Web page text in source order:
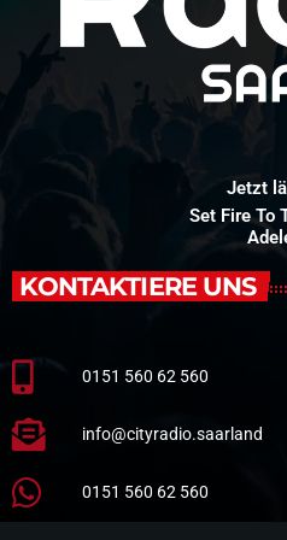
Jetzt
Set Fire To
KONTAKTIERE UNS
0151 560 62 560
info@cityradio.saarland
0151 560 62 560